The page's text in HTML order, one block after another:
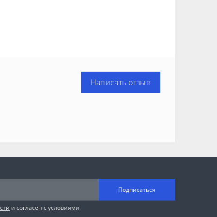
Написать отзыв
Подписаться
и согласен с условиями